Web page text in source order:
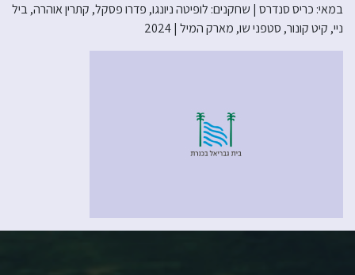
במאי: כריס סנדרס | שחקנים: לופיטה ניונגו, פדרו פסקל, קתרין אוהרה, ביל
ניי, קיט קונור, סטפני שו, מארק המיל | 2024